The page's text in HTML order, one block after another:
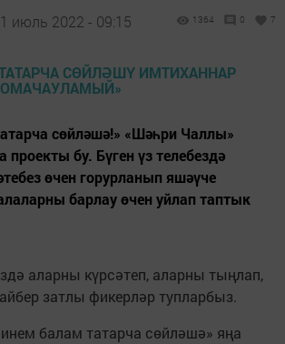
1 июль 2022 - 09:15 1364 0 7
сөйләшә!» «Шәһри Чаллы»
проекты бу. Бүген үз телебездә
өчен горурланып яшәүче
барлау өчен уйлап таптык
аларны күрсәтеп, аларны тыңлап,
затлы фикерләр тупларбыз.
балам татарча сөйләшә» яңа